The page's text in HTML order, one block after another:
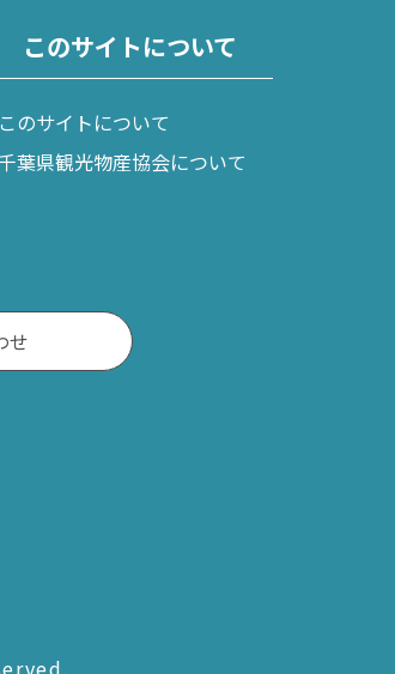
このサイトについて
このサイトについて
葉県観光物産協会について
せ